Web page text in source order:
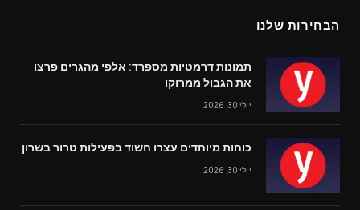
הבחירות שלנו
תמונות דרמטיות מספרד: אלפי מהגרים פרצו
את הגבול ממרוקו
יולי 30, 2026
כוחות מיוחדים עצרו חשוד בפעילות טרור בשרון
יולי 30, 2026